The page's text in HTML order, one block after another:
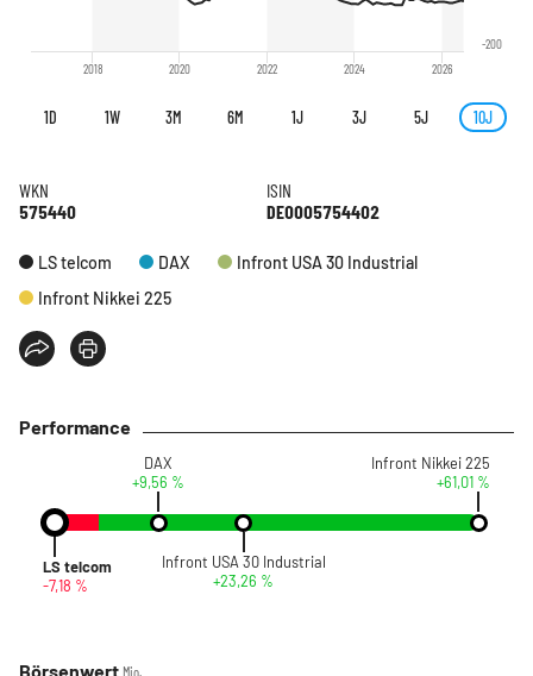
2018 2020 2022 2024 2026
-200
1D 1W 3M 6M 1J 3J 5J 10J
WKN
575440
ISIN
DE0005754402
LS telcom DAX
Infront USA 30 Industrial
Infront Nikkei 225
Performance
LS telcom
-7,18 %
DAX
+9,56 %
Infront USA 30 Industrial
+23,26 %
Infront Nikkei 225
+61,01 %
Börsenwert Mio.